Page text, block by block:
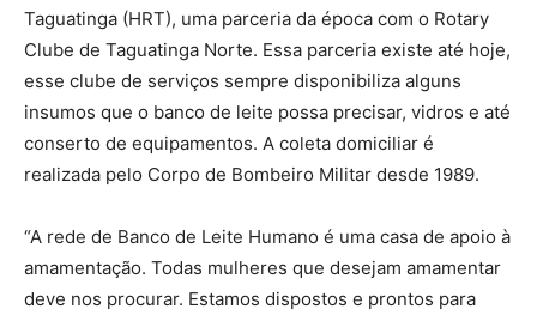
Taguatinga (HRT), uma parceria da época com o Rotary
Clube de Taguatinga Norte. Essa parceria existe até hoje,
esse clube de serviços sempre disponibiliza alguns
insumos que o banco de leite possa precisar, vidros e até
conserto de equipamentos. A coleta domiciliar é
realizada pelo Corpo de Bombeiro Militar desde 1989.
“A rede de Banco de Leite Humano é uma casa de apoio à
amamentação. Todas mulheres que desejam amamentar
deve nos procurar. Estamos dispostos e prontos para